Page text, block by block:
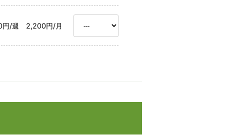
円/週 2,200円/月